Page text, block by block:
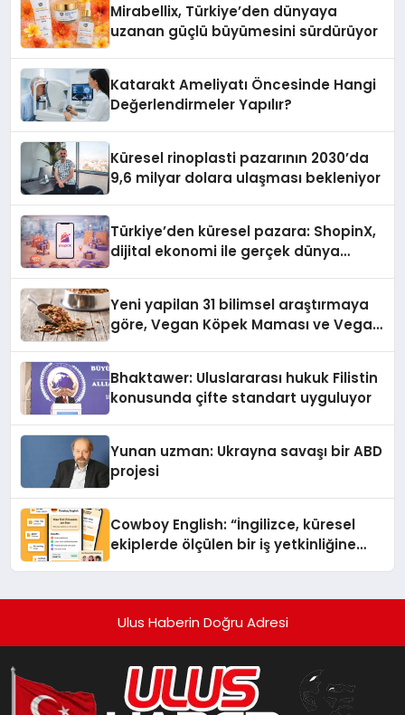
Mirabellix, Türkiye’den dünyaya
uzanan güçlü büyümesini sürdürüyor
Katarakt Ameliyatı Öncesinde Hangi
Değerlendirmeler Yapılır?
Küresel rinoplasti pazarının 2030’da
9,6 milyar dolara ulaşması bekleniyor
Türkiye’den küresel pazara: ShopinX,
dijital ekonomi ile gerçek dünya
Yeni yapilan 31 bilimsel araştırmaya
göre, Vegan Köpek Maması ve Vegan
Bhaktawer: Uluslararası hukuk Filistin
konusunda çifte standart uyguluyor
Yunan uzman: Ukrayna savaşı bir ABD
projesi
Cowboy English: “İngilizce, küresel
ekiplerde ölçülen bir iş yetkinliğine
Ulus Haberin Doğru Adresi